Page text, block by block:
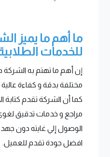
ما أهم ما يميز
للخدمات
إن أهم ما تهتم به
مختلفة بدقة و كفاءة عالية
كما أن الشركة تقدم كتابة
مراجع و خدمات تدقيق
الوصول إلي غايته دون
افضل جودة تقدم للعميل.